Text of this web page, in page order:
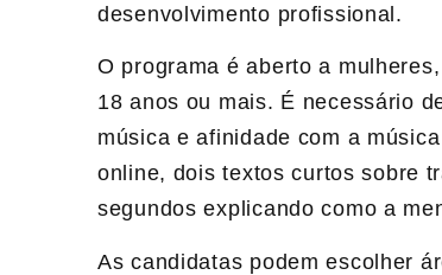
desenvolvimento profissional.
O programa é aberto a
18 anos ou mais. É necessário
música e afinidade com a
online, dois textos curtos sobre
segundos explicando como a
As candidatas podem escolher